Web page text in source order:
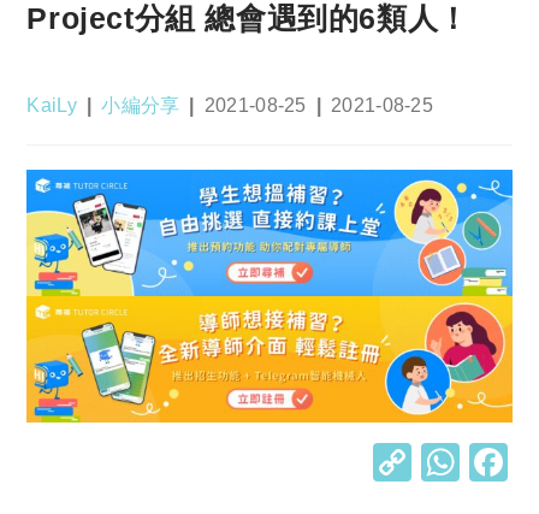
Project分組 總會遇到的6類人！
Post
KaiLy
Post
小編分享
Post
2021-08-25
Post
2021-08-25
C W